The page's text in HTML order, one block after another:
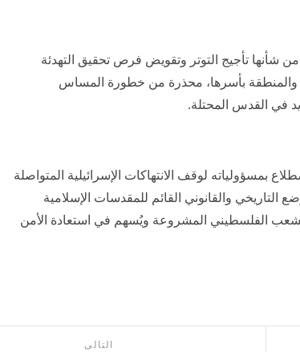
شأنها تأجيج التوتر وتقويض فرص تحقيق التهدئة
والمنطقة بأسرها، محذرة من خطورة المساس
في القدس المحتلة.
بمسؤولياته لوقف الانتهاكات الإسرائيلية المتواصلة
والقانوني القائم للمقدسات الإسلامية
الفلسطيني المشروعة ويُسهم في استعادة الأمن
التالى